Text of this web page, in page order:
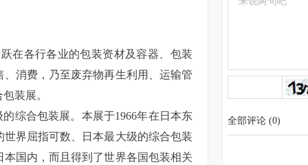
全部评论 (0)
各行各业的包装资材及容器、包装
消费，乃至废弃物再生利用、运输管
装展。
综合包装展。 本展于1966年在日本东
界屈指可数、日本最大级的综合包装
国内，而且得到了世界各国包装相关